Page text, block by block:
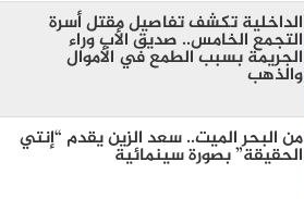
الداخلية تكشف تفاصيل مقتل أسرة
التجمع الخامس.. صديق الأب وراء
الجريمة بسبب الطمع في الأموال
والذهب
من البحر الميت.. سعد الزين يقدم “إنتي
الحقيقة” بصورة سينمائية